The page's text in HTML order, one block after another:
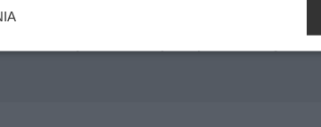
starszą o 30 lat Anną. Ten polski król był wielką